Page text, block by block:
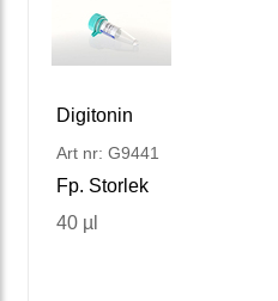
Digitonin
Art nr: G9441
Fp. Storlek
40 µl